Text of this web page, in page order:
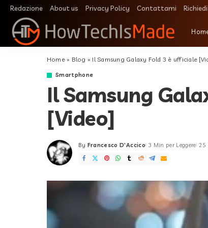
Redazione About us Privacy Policy Contattami
Home» Blog » Il Samsung Galaxy Fold 3 è ufficiale
Smartphone
Il Samsung
[Video]
Posted
by
By Francesco D'Accico 3 Min per Leggere 25